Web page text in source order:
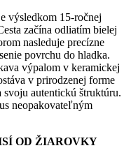
výsledkom 15-ročnej
začína odliatím bielej
nasleduje precízne
povrchu do hladka.
výpalom v keramickej
v prirodzenej forme
svoju autentickú štruktúru.
neopakovateľným
OD ŽIAROVKY